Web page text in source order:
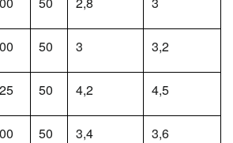
50 3 3,2
50 4,2 4,5
50 3,4 3,6